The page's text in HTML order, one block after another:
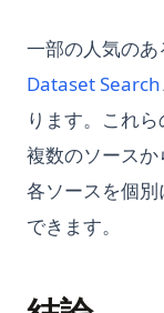
一部の人気のあ
Dataset Search
ります。これ
複数のソースか
各ソースを個
できます。